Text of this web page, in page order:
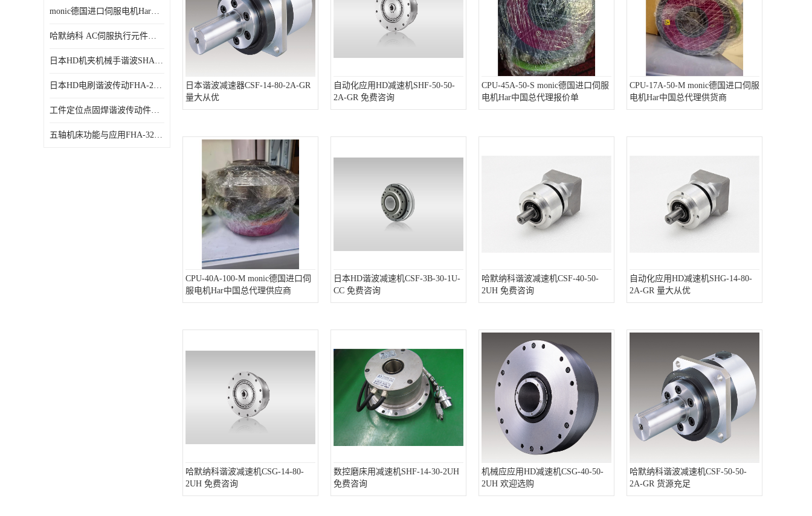
monic德国进口伺服电机Har中国总代理供应
哈默纳科 AC伺服执行元件扁平型SHA系列
日本HD机夹机械手谐波SHA32A120CG-B12B
日本HD电刷谐波传动FHA-25C-50-E250-C
工件定位点固焊谐波传动件哈默纳科CSF-45-100-2UH
五轴机床功能与应用FHA-32C-50-US250
日本谐波减速器CSF-14-80-2A-GR
量大从优
自动化应用HD减速机SHF-50-50-
2A-GR 免费咨询
CPU-45A-50-S monic德国进口伺服
电机Har中国总代理报价单
CPU-17A-50-M monic德国进口伺服
电机Har中国总代理供货商
CPU-40A-100-M monic德国进口伺
服电机Har中国总代理供应商
日本HD谐波减速机CSF-3B-30-1U-
CC 免费咨询
哈默纳科谐波减速机CSF-40-50-
2UH 免费咨询
自动化应用HD减速机SHG-14-80-
2A-GR 量大从优
哈默纳科谐波减速机CSG-14-80-
2UH 免费咨询
数控磨床用减速机SHF-14-30-2UH
免费咨询
机械应应用HD减速机CSG-40-50-
2UH 欢迎选购
哈默纳科谐波减速机CSF-50-50-
2A-GR 货源充足